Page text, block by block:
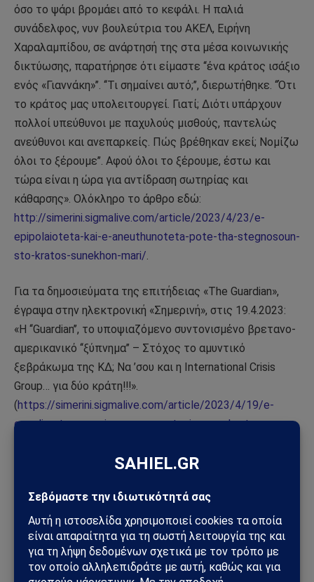
όσο το ψάρι βρομάει από το κεφάλι. Η παλιά
συνάδελφος, νυν βουλεύτρια του ΑΚΕΛ, Ειρήνη
Χαραλαμπίδου, σε ανάρτησή της στα μέσα κοινωνικής
δικτύωσης, παρατήρησε ότι είμαστε ‘‘ένα κράτος ισάξιο
ενός «Γιαννάκη»’’. ‘‘Τι σημαίνει αυτό;’’, διερωτήθηκε. ‘‘Ότι
το κράτος μας υπολειτουργεί. Γιατί; Διότι υπάρχουν
πολλοί υπεύθυνοι με παχυλούς μισθούς, παντελώς
ανεύθυνοι και ανεπαρκείς. Πώς βρέθηκαν εκεί; Νομίζω
όλοι το ξέρουμε’’. Αφού όλοι το ξέρουμε, έστω και
τώρα είναι η ώρα για αντίδραση σωτηρίας και
κάθαρσης». Ολόκληρο το άρθρο εδώ:
http://simerini.sigmalive.com/article/2023/4/23/e-
epipolaioteta-kai-e-aneuthunoteta-pote-tha-stegnosoun-
sto-kratos-sunekhon-mari/
Για τα δημοσιεύματα της επιτήδειας «The Guardian»,
έγραψα στην ηλεκτρονική «Σημερινή», στις 19.4.2023:
«Η ‘‘Guardian’’, το υποψιαζόμενο συντονισμένο βρετανο-
αμερικανικό ‘‘ξύπνημα’’ – Στόχος το αμυντικό
ξεβράκωμα της ΚΔ; Να ’σου και η International Crisis
Group… για δύο κράτη!!!».
(https://simerini.sigmalive.com/article/2023/4/19/e-
guardian-to-upopsiazomeno-suntonismeno-bretano-
Στις 22.4.23 επανήλθε η «The Guardian» και επιπόλαια
επιβεβαίωσε την υποψία μου. Αφενός γράφοντας «The
Foreign Office acted after publication by the Guardian of
the Oligarch files…» («Το Φόρεϊν Όφις έδρασε μετά τη
δημοσίευση της Guardian των εγγράφων για τους